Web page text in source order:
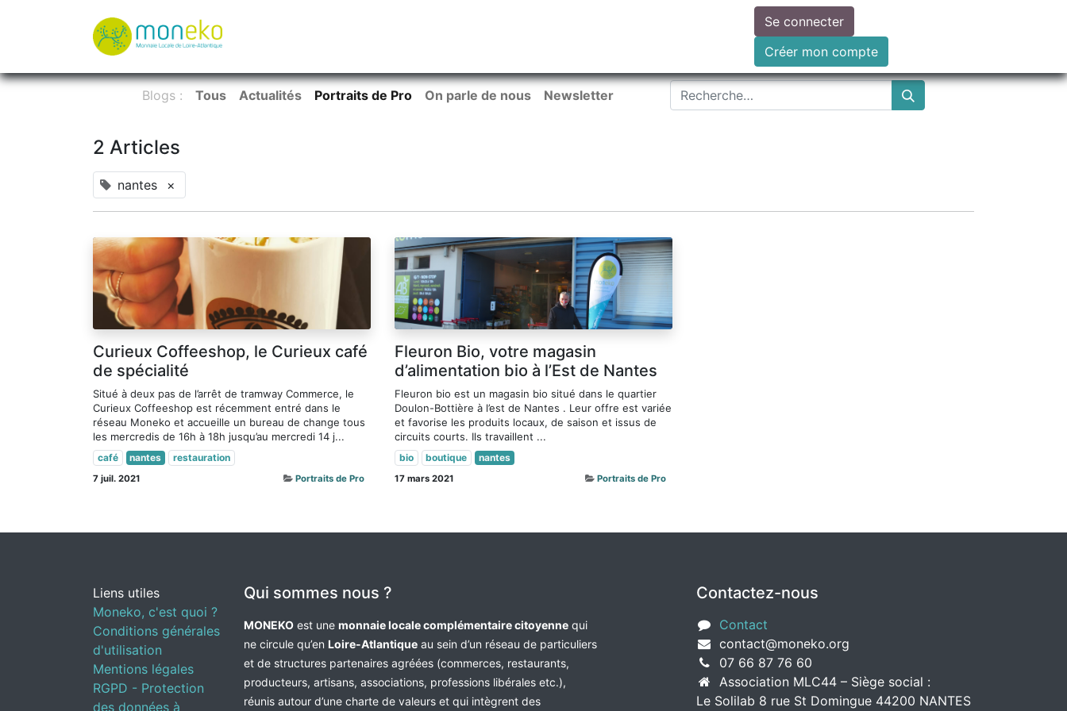
Faire un don
Se connecter
Créer mon compte
Blogs : Tous Actualités Portraits de Pro On parle de nous Newsletter
2 Articles
nantes ×
Curieux Coffeeshop, le Curieux café
de spécialité
Situé à deux pas de l’arrêt de tramway Commerce, le
Curieux Coffeeshop est récemment entré dans le
réseau Moneko et accueille un bureau de change tous
les mercredis de 16h à 18h jusqu’au mercredi 14 j...
café nantes restauration
7 juil. 2021 Portraits de Pro
Fleuron Bio, votre magasin
d’alimentation bio à l’Est de Nantes
Fleuron bio est un magasin bio situé dans le quartier
Doulon-Bottière à l’est de Nantes . Leur offre est variée
et favorise les produits locaux, de saison et issus de
circuits courts. Ils travaillent ...
bio boutique nantes
17 mars 2021 Portraits de Pro
Liens utiles
Moneko, c'est quoi ?
Conditions générales
d'utilisation
Mentions légales
RGPD - Protection
des données à
Qui sommes nous ?
MONEKO est une monnaie locale complémentaire citoyenne qui
ne circule qu’en Loire-Atlantique au sein d’un réseau de particuliers
et de structures partenaires agréées (commerces, restaurants,
producteurs, artisans, associations, professions libérales etc.),
réunis autour d’une charte de valeurs et qui intègrent des
Contactez-nous
Contact
contact@moneko.org
07 66 87 76 60
Association MLC44 – Siège social :
Le Solilab 8 rue St Domingue 44200 NANTES